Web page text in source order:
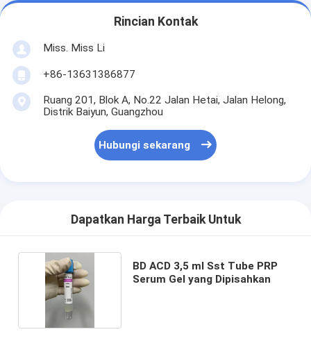
Rincian Kontak
Miss. Miss Li
+86-13631386877
Ruang 201, Blok A, No.22 Jalan Hetai, Jalan Helong,
Distrik Baiyun, Guangzhou
Hubungi sekarang
Dapatkan Harga Terbaik Untuk
BD ACD 3,5 ml Sst Tube PRP
Serum Gel yang Dipisahkan